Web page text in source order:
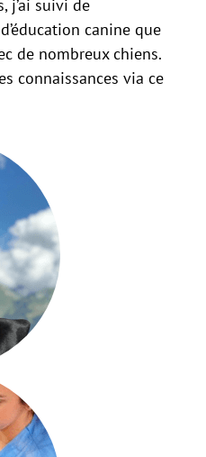
j’ai suivi de
canine que
de nombreux chiens.
connaissances via ce